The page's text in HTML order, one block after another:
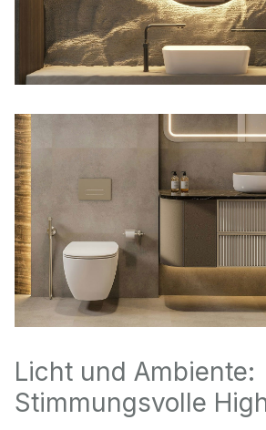
Licht und Ambiente:
Stimmungsvolle